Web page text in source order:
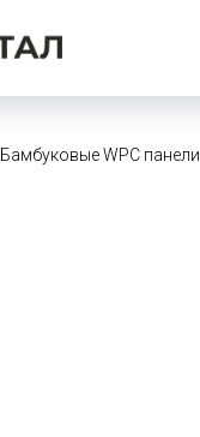
Бамбуковые WPC панели